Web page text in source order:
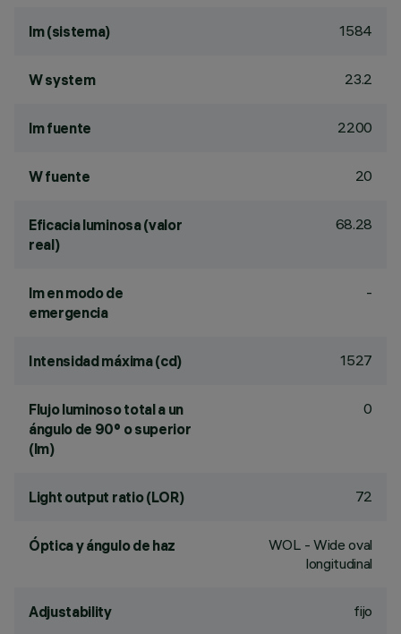
lm (sistema) 1584
W system 23.2
lm fuente 2200
W fuente 20
Eficacia luminosa (valor
real)
68.28
lm en modo de
emergencia
-
Intensidad máxima (cd) 1527
Flujo luminoso total a un
ángulo de 90° o superior
(lm)
0
Light output ratio (LOR) 72
Óptica y ángulo de haz
WOL - Wide oval
longitudinal
Adjustability fijo